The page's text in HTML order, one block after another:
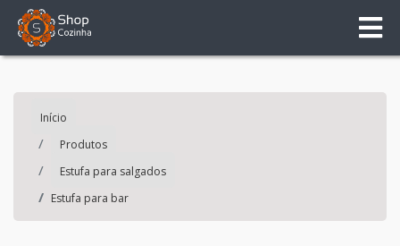
Início
Produtos
Estufa para salgados
Estufa para bar